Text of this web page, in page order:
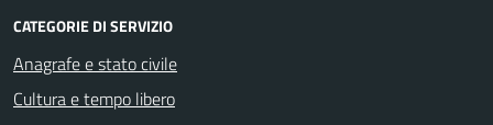
CATEGORIE DI SERVIZIO
Anagrafe e stato civile
Cultura e tempo libero